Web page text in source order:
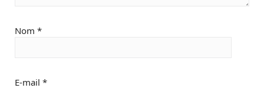
Nom *
E-mail *